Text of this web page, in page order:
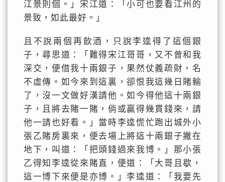
江景則個。」宋江道：「小可也要看江州的
景致，如此最好。」
且不說兩個再飲酒，只說李逵得了這個銀
子，尋思道：「難得宋江哥哥，又不曾和我
深交，便借我十兩銀子，果然仗義疏財，名
不虛傳。如今來到這裏，卻恨我這幾日賭輸
了，沒一文做好漢請他。如今得他這十兩銀
子，且將去賭一賭，倘或贏得幾貫錢來，請
他一請也好看。」當時李逵慌忙跑出城外小
張乙賭房裏來，便去場上將這十兩銀子撇在
地下，叫道：「把頭錢過來我博。」那小張
乙得知李逵從來賭直，便道：「大哥且歇，
這一博下來便是亦博。」李逵道：「我要先